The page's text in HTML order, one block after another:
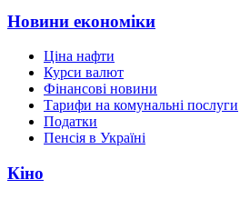
Новини економіки
Ціна нафти
Курси валют
Фінансові новини
Тарифи на комунальні послуги
Податки
Пенсія в Україні
Кіно